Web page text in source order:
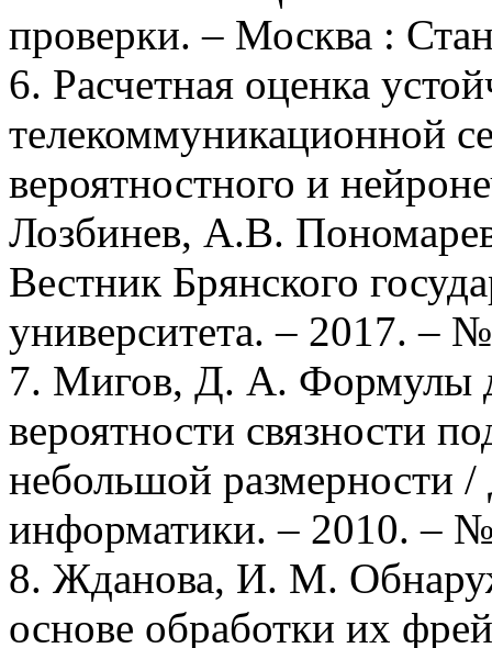
проверки. – Москва :
6. Расчетная оценка
телекоммуникационной
вероятностного и
Лозбинев, А.В.
Вестник Брянского
университета. – 2017. –
7. Мигов, Д. А. Формулы
вероятности связности
небольшой
информатики. – 2010. –
8. Жданова, И. М.
основе обработки их